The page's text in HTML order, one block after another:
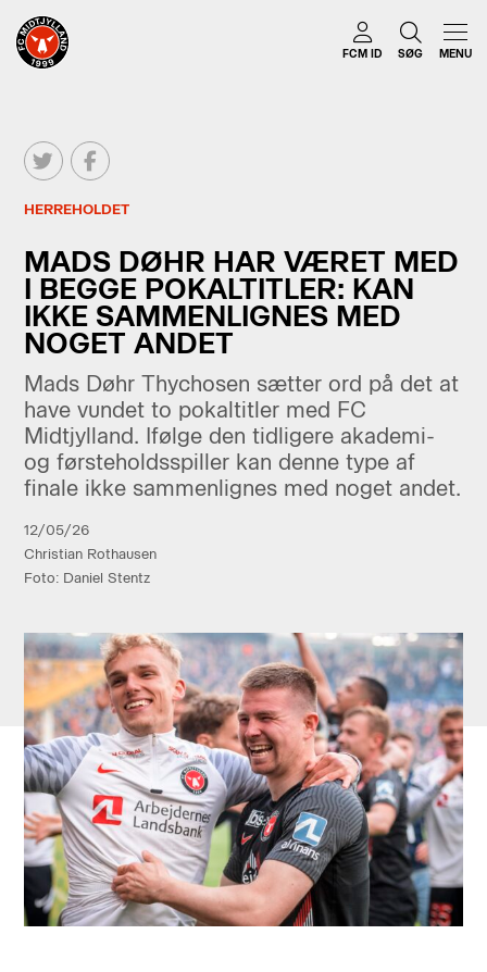
FCM ID SØG MENU
HERREHOLDET
MADS DØHR HAR VÆRET MED
I BEGGE POKALTITLER: KAN
IKKE SAMMENLIGNES MED
NOGET ANDET
Mads Døhr Thychosen sætter ord på det at
have vundet to pokaltitler med FC
Midtjylland. Ifølge den tidligere akademi-
og førsteholdsspiller kan denne type af
finale ikke sammenlignes med noget andet.
12/05/26
Christian Rothausen
Foto: Daniel Stentz